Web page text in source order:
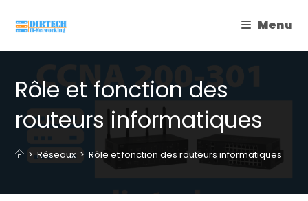
Menu
Rôle et fonction des
routeurs informatiques
> Réseaux > Rôle et fonction des routeurs informatiques